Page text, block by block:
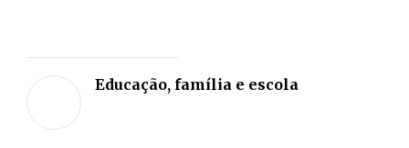
Educação, família e escola